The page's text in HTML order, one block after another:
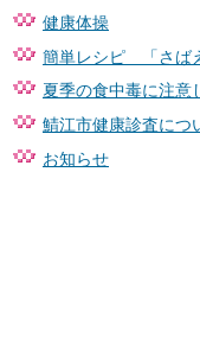
健康体操
簡単レシピ 「さば
夏季の食中毒に注意
鯖江市健康診査につ
お知らせ